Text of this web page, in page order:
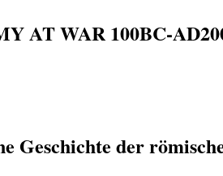
AT WAR 100BC-
Geschichte der